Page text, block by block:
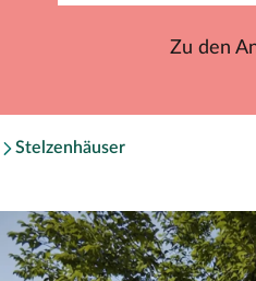
Zu den
Stelzenhäuser